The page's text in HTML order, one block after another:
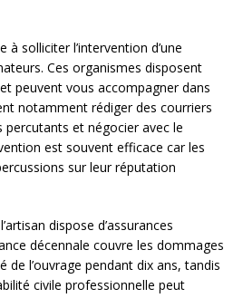
solliciter l’intervention d’une
Ces organismes disposent
peuvent vous accompagner dans
notamment rédiger des courriers
percutants et négocier avec le
est souvent efficace car les
sur leur réputation
dispose d’assurances
décennale couvre les dommages
l’ouvrage pendant dix ans, tandis
civile professionnelle peut